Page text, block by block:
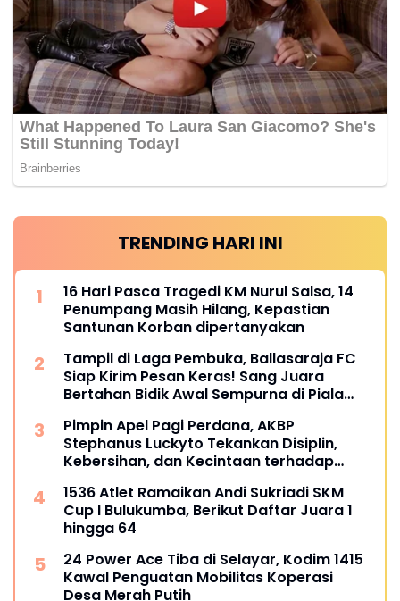
TRENDING HARI INI
16 Hari Pasca Tragedi KM Nurul Salsa, 14
Penumpang Masih Hilang, Kepastian
Santunan Korban dipertanyakan
Tampil di Laga Pembuka, Ballasaraja FC
Siap Kirim Pesan Keras! Sang Juara
Bertahan Bidik Awal Sempurna di Piala
Pimpin Apel Pagi Perdana, AKBP
Stephanus Luckyto Tekankan Disiplin,
Kebersihan, dan Kecintaan terhadap
1536 Atlet Ramaikan Andi Sukriadi SKM
Cup I Bulukumba, Berikut Daftar Juara 1
hingga 64
24 Power Ace Tiba di Selayar, Kodim 1415
Kawal Penguatan Mobilitas Koperasi
Desa Merah Putih